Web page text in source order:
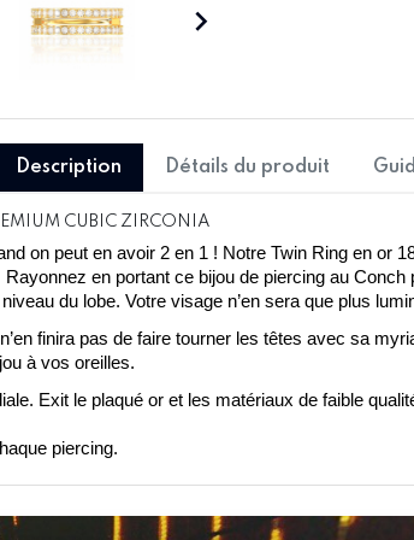

Description Détails du produit
CUBIC ZIRCONIA
on peut en avoir 2 en 1 ! Notre Twin Ring en
en portant ce bijou de piercing au
du lobe. Votre visage n’en sera que plus
finira pas de faire tourner les têtes avec sa
à vos oreilles.
Exit le plaqué or et les matériaux de faible
piercing.